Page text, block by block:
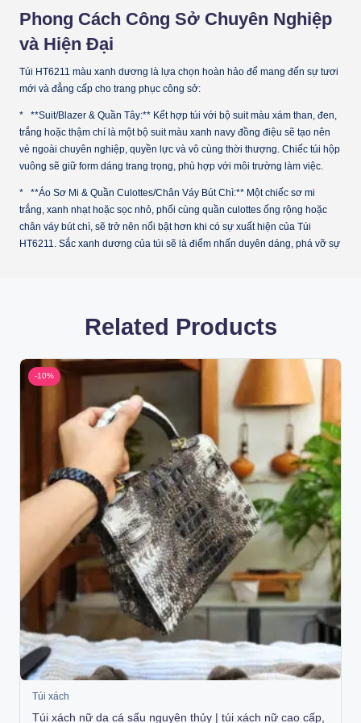
Phong Cách Công Sở Chuyên Nghiệp
và Hiện Đại
Túi HT6211 màu xanh dương là lựa chọn hoàn hảo để mang đến sự tươi
mới và đẳng cấp cho trang phục công sở:
* **Suit/Blazer & Quần Tây:** Kết hợp túi với bộ suit màu xám than, đen,
trắng hoặc thậm chí là một bộ suit màu xanh navy đồng điệu sẽ tạo nên
vẻ ngoài chuyên nghiệp, quyền lực và vô cùng thời thượng. Chiếc túi hộp
vuông sẽ giữ form dáng trang trọng, phù hợp với môi trường làm việc.
* **Áo Sơ Mi & Quần Culottes/Chân Váy Bút Chì:** Một chiếc sơ mi
trắng, xanh nhạt hoặc sọc nhỏ, phối cùng quần culottes ống rộng hoặc
chân váy bút chì, sẽ trở nên nổi bật hơn khi có sự xuất hiện của Túi
HT6211. Sắc xanh dương của túi sẽ là điểm nhấn duyên dáng, phá vỡ sự
Related Products
-10%
Túi xách
Túi xách nữ da cá sấu nguyên thủy | túi xách nữ cao cấp,